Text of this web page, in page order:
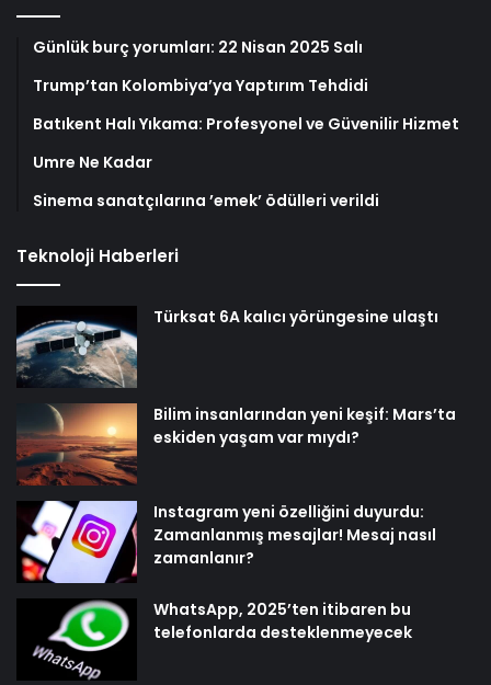
Günlük burç yorumları: 22 Nisan 2025 Salı
Trump’tan Kolombiya’ya Yaptırım Tehdidi
Batıkent Halı Yıkama: Profesyonel ve Güvenilir Hizmet
Umre Ne Kadar
Sinema sanatçılarına ’emek’ ödülleri verildi
Teknoloji Haberleri
Türksat 6A kalıcı yörüngesine ulaştı
Bilim insanlarından yeni keşif: Mars’ta
eskiden yaşam var mıydı?
Instagram yeni özelliğini duyurdu:
Zamanlanmış mesajlar! Mesaj nasıl
zamanlanır?
WhatsApp, 2025’ten itibaren bu
telefonlarda desteklenmeyecek